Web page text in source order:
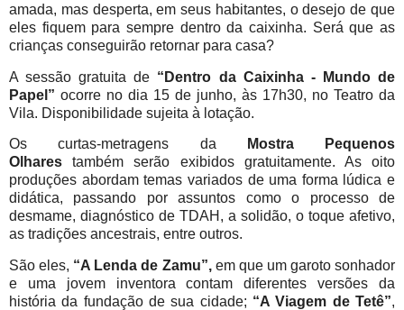
amada, mas desperta, em seus habitantes, o desejo de que
eles fiquem para sempre dentro da caixinha. Será que as
crianças conseguirão retornar para casa?
A sessão gratuita de “Dentro da Caixinha - Mundo de
Papel” ocorre no dia 15 de junho, às 17h30, no Teatro da
Vila. Disponibilidade sujeita à lotação.
Os curtas-metragens da
Mostra Pequenos
Olharestambém serão exibidos gratuitamente. As oito
produções abordam temas variados de uma forma lúdica e
didática, passando por assuntos como o processo de
desmame, diagnóstico de TDAH, a solidão, o toque afetivo,
as tradições ancestrais, entre outros.
São eles, “A Lenda de Zamu”,em que um garoto sonhador
e uma jovem inventora contam diferentes versões da
história da fundação de sua cidade; “A Viagem de Tetê”,